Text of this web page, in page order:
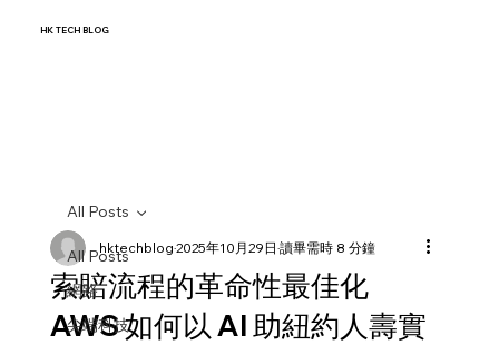
HK TECH BLOG
All Posts
網路
尖端科技
All Posts
索賠流程的革命性最佳化
AWS 如何以 AI 助紐約人壽實
hktechblog2025年10月29日 讀畢需時 8 分鐘